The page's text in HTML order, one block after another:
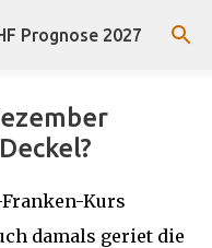
Prognose 2027
Kurs
damals geriet die